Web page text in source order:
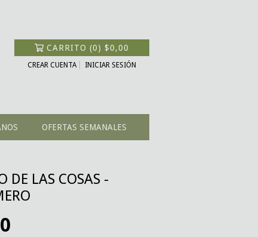
CARRITO (0)$0,00
CREAR CUENTA INICIAR SESIÓN
OFERTAS SEMANALES
DE LAS COSAS -